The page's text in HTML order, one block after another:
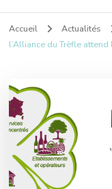
Accueil Actualités
l’Alliance du Trèfle